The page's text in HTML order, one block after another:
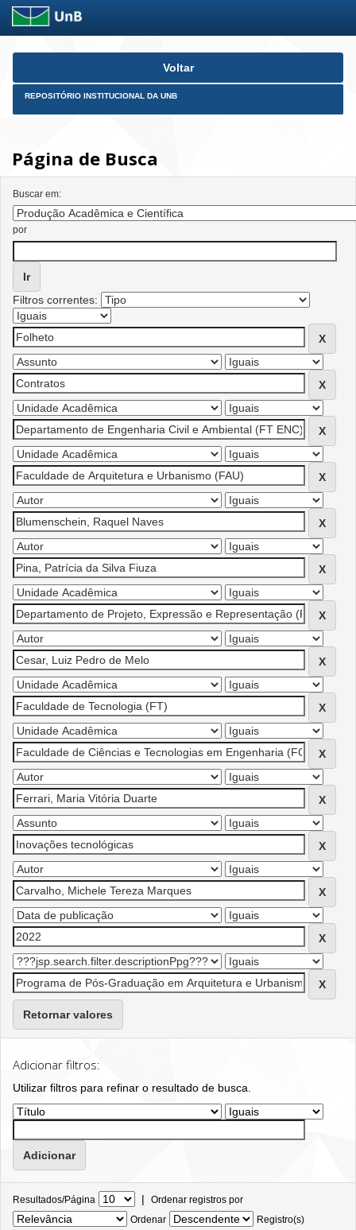
Skip
Voltar
REPOSITÓRIO INSTITUCIONAL DA UNB
Página de Busca
Buscar em:
por
Filtros correntes:
Retornar valores
Adicionar filtros:
Utilizar filtros para refinar o resultado de busca.
Resultados/Página | Ordenar registros por
Ordenar
Registro(s)